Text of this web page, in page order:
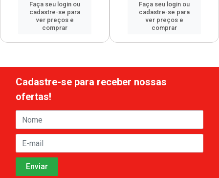
Faça seu login ou
cadastre-se para
ver preços e
comprar
Faça seu login ou
cadastre-se para
ver preços e
comprar
Cadastre-se para receber nossas
ofertas!